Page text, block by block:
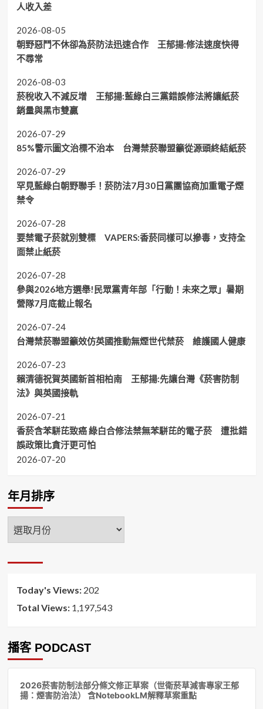
人收入差
2026-08-05
朝野惡鬥不休卻為菸防法迅速合作 王郁揚:修法速度快得
不尋常
2026-08-03
菸稅收入不減反增 王郁揚:藍綠白三黨錯誤修法將讓紙菸
銷量與黑市雙贏
2026-07-29
85%警示圖文治標不治本 台灣禁菸聯盟籲從源頭終結紙菸
2026-07-29
罕見藍綠白朝野聯手！菸防法7月30日黨團協商加重電子煙
禁令
2026-07-28
要禁電子菸就別雙標 VAPERS:香菸同樣可以摻毒，支持全
面禁止紙菸
2026-07-28
參與2026地方選舉!民眾黨青年部「行動！未來之眾」暑期
營隊7月底截止報名
2026-07-24
台灣禁菸聯盟籲效仿英國推動無煙世代禁菸 維護國人健康
2026-07-23
賴清德祝賀英國新首相柏南 王郁揚:先讓台灣《菸害防制
法》與英國接軌
2026-07-21
香菸含苯駢芘致癌 綠白合修法禁無苯駢芘的電子菸 遭批錯
誤政策比貪汙更可怕
2026-07-20
年月排序
年
月
序
Today's Views: 202
Total Views: 1,197,543
播客 PODCAST
2026菸害防制法部分條文修正草案（世衛菸草減害專家王郁
揚：煙害防治法） 含NotebookLM解釋草案重點